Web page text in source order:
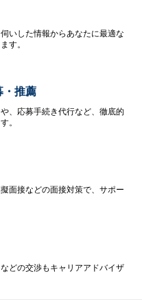
いした情報からあなたに最適な
す。
・推薦
、応募手続き代行など、徹底的
。
面接などの面接対策で、サポー
どの交渉もキャリアアドバイザ